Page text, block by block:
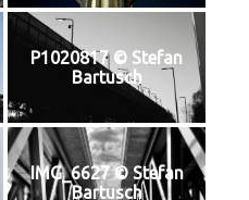
P1020817 © Stefan
Bartusch
IMG_6627 © Stefan
Bartusch